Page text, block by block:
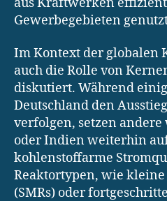
Gewerbegebieten
Im Kontext der
auch die Rolle von
diskutiert. Während
Deutschland den
verfolgen, setzen
oder Indien weiterhin
kohlenstoffarme
Reaktortypen, wie
(SMRs) oder